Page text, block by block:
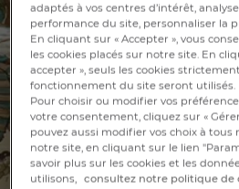
adaptés à vos centres d’intérêt,
performance du site, personnaliser la
En cliquant sur « Accepter », vous
les cookies placés sur notre site. En
accepter », seuls les cookies
fonctionnement du site seront utilisés.
Pour choisir ou modifier vos
votre consentement, cliquez sur «
pouvez aussi modifier vos choix à
notre site, en cliquant sur le lien
savoir plus sur les cookies et les
utilisons, consultez notre politique de